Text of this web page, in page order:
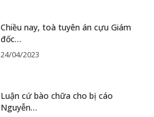
Chiều nay, toà tuyên án cựu Giám
đốc…
24/04/2023
Luận cứ bào chữa cho bị cáo
Nguyễn…